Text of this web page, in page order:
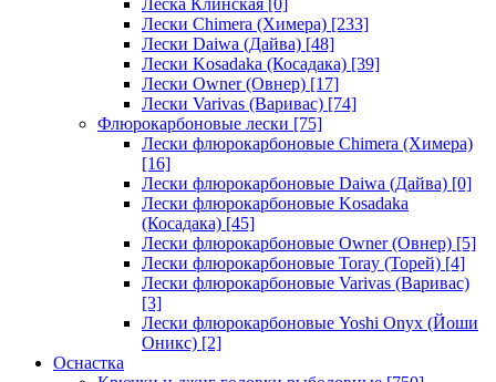
Леска Клинская [0]
Лески Chimera (Химера) [233]
Лески Daiwa (Дайва) [48]
Лески Kosadaka (Косадака) [39]
Лески Owner (Овнер) [17]
Лески Varivas (Варивас) [74]
Флюрокарбоновые лески [75]
Лески флюрокарбоновые Chimera (Химера)
[16]
Лески флюрокарбоновые Daiwa (Дайва) [0]
Лески флюрокарбоновые Kosadaka
(Косадака) [45]
Лески флюрокарбоновые Owner (Овнер) [5]
Лески флюрокарбоновые Toray (Торей) [4]
Лески флюрокарбоновые Varivas (Варивас)
[3]
Лески флюрокарбоновые Yoshi Onyx (Йоши
Оникс) [2]
Оснастка